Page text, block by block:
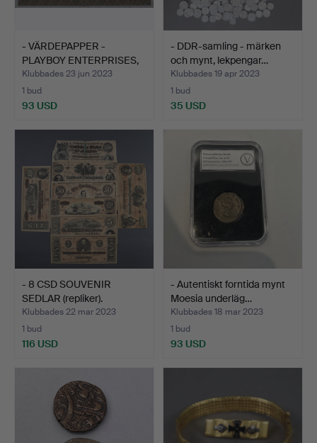
- VÄRDEPAPPER -
PLAYBOY ENTERPRISES,
Inc. …
Klubbades 23 jun 2023
1 bud
93 USD
- DDR-samling - märken
och mynt, lekpengar…
Klubbades 19 apr 2023
1 bud
35 USD
- 8 CSD SOUVENIR
SEDLAR (repliker).
Klubbades 22 mar 2023
1 bud
116 USD
- Autentiskt forntida mynt
Moesia underläg…
Klubbades 18 mar 2023
1 bud
93 USD